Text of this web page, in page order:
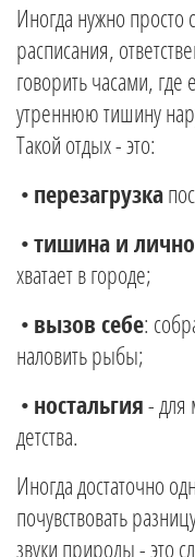
Иногда нужно просто
расписания,
говорить часами, где
утреннюю тишину
Такой отдых - это:
•перезагрузка
•тишина и
хватает в городе;
•вызов себе:
наловить рыбы;
•ностальгия- для
детства.
Иногда достаточно
почувствовать
звуки природы - это